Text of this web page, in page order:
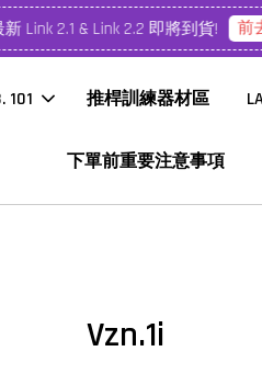
Link 2.1 & Link 2.2 即將到貨! 前
101 推桿訓練器材區
下單前重要注意事項
Vzn.1i